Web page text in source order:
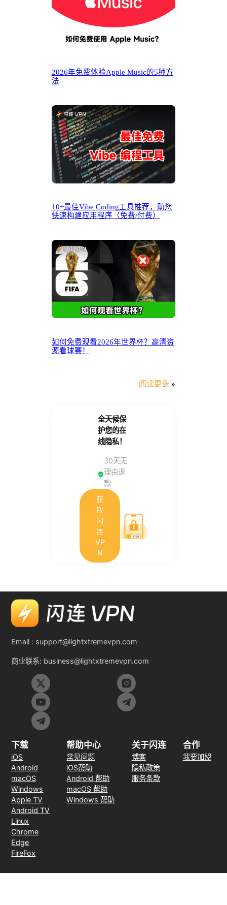
2026年免费体验Apple Music的5种方
法
10+最佳Vibe Coding工具推荐，助您
快速构建应用程序（免费/付费）
如何免费观看2026年世界杯？高清资
源看球赛！
阅读更多 »
全天候保
护您的在
线隐私！
30天无
理由退
款
获
取
闪
连
VP
N
Email : support@lightxtremevpn.com
商业联系: business@lightxtremevpn.com
下载
iOS
Android
macOS
Windows
Apple TV
Android TV
Linux
Chrome
Edge
FireFox
帮助中心
常见问题
iOS帮助
Android 帮助
macOS 帮助
Windows 帮助
关于闪连
博客
隐私政策
服务条款
合作
我要加盟